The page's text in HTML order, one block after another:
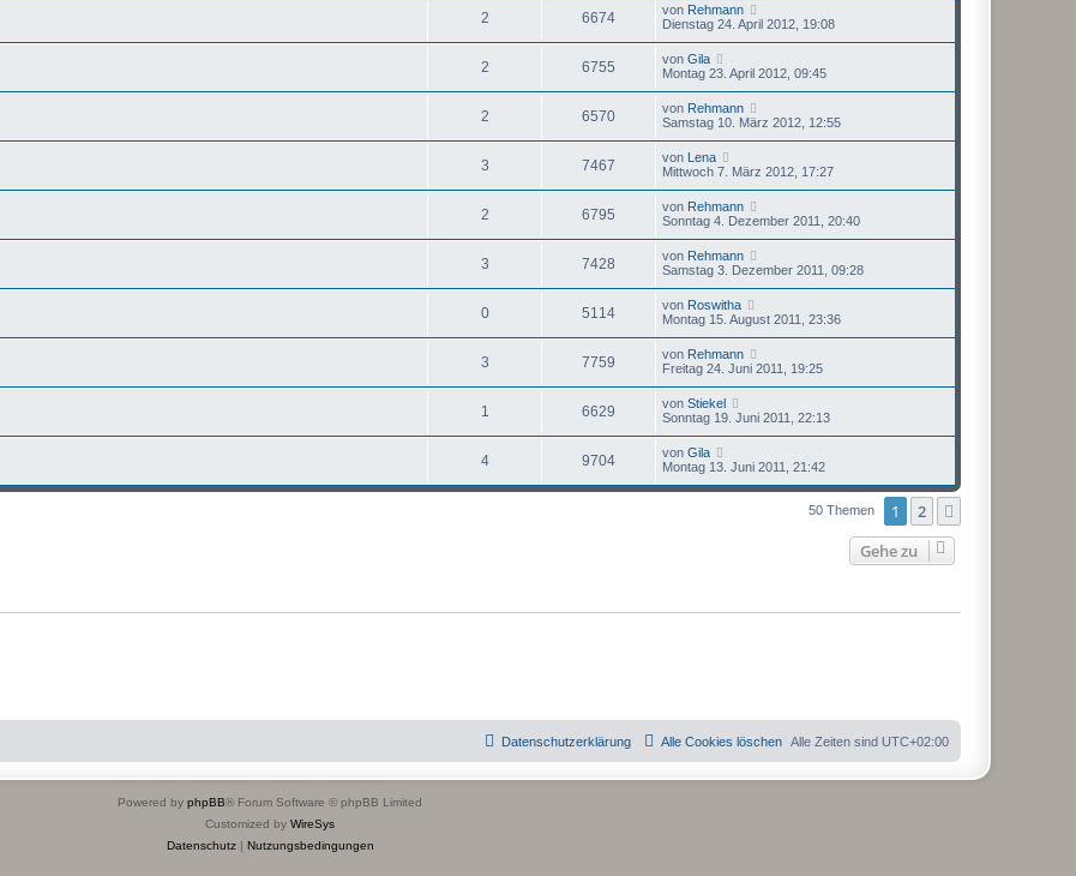
2 6674 von Rehmann
Dienstag 24. April 2012, 19:08
2 6755 von Gila
Montag 23. April 2012, 09:45
2 6570 von Rehmann
Samstag 10. März 2012, 12:55
3 7467 von Lena
Mittwoch 7. März 2012, 17:27
2 6795 von Rehmann
Sonntag 4. Dezember 2011, 20:40
3 7428 von Rehmann
Samstag 3. Dezember 2011, 09:28
0 5114 von Roswitha
Montag 15. August 2011, 23:36
3 7759 von Rehmann
Freitag 24. Juni 2011, 19:25
1 6629 von Stiekel
Sonntag 19. Juni 2011, 22:13
4 9704 von Gila
Montag 13. Juni 2011, 21:42
50 Themen 1 2
Gehe zu
Alle Zeiten sind UTC+02:00
Alle Cookies löschen
Datenschutzerklärung
Powered by phpBB® Forum Software © phpBB Limited
Customized by WireSys
Datenschutz| Nutzungsbedingungen